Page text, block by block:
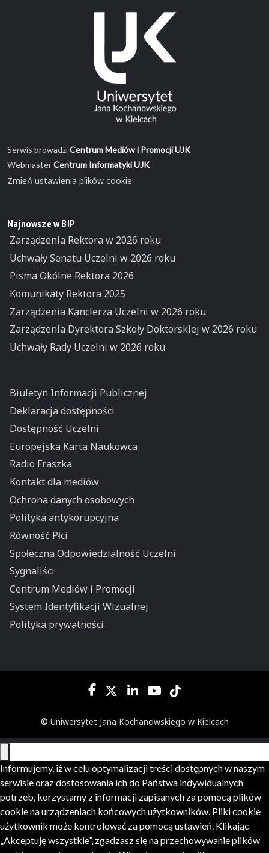
Serwis prowadziCentrum Mediów i Promocji UJK
WebmasterCentrum Informatyki UJK
Zmień ustawienia plików cookie
Najnowsze w BIP
Zarządzenia Rektora w 2026 roku
Uchwały Senatu Uczelni w 2026 roku
Pisma Okólne Rektora 2026
Komunikaty Rektora 2025
Zarządzenia Kanclerza Uczelni w 2026 roku
Zarządzenia Dyrektora Szkoły Doktorskiej w 2026 roku
Uchwały Rady Uczelni w 2026 roku
Biuletyn Informacji Publicznej
Deklaracja dostępności
Dostępność Uczelni
Europejska Karta Naukowca
Radio Fraszka
Kontakt dla mediów
Ochrona danych osobowych
Polityka antykorupcyjna
Równość Płci
Społeczna Odpowiedzialność Uczelni
Sygnaliści
Centrum Mediów i Promocji
System Identyfikacji Wizualnej
Polityka prywatności
© Uniwersytet Jana Kochanowskiego w Kielcach
Informujemy, iż w celu optymalizacji treści dostępnych w naszym
serwisie oraz dostosowania ich do Państwa indywidualnych
potrzeb, korzystamy z informacji zapisanych za pomocą plików
cookie na urządzeniach końcowych użytkowników. Pliki cookie
użytkownik może kontrolować za pomocą ustawień. Klikając
„Akceptuję wszystkie”, zgadzasz się na przechowywanie plików